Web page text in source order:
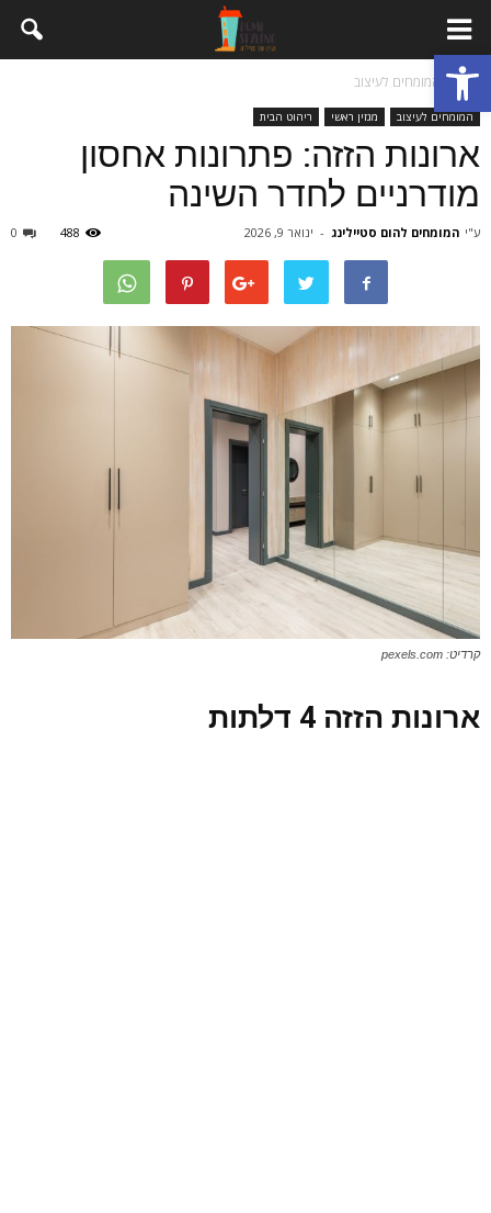
פתח סרגל נגישות
בית המומחים לעיצוב
המומחים לעיצוב מגזין ראשי ריהוט הבית
ארונות הזזה: פתרונות אחסון
מודרניים לחדר השינה
ע"י המומחים להום סטיילינג - ינואר 9, 2026 0 488
קרדיט: pexels.com
ארונות הזזה 4 דלתות